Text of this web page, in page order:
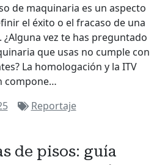
de maquinaria es un aspecto
el éxito o el fracaso de una
vez te has preguntado
que usas no cumple con
La homologación y la ITV
compone…
Reportaje
de pisos: guía